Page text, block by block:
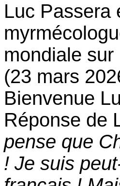
Luc Passera
mondiale
(23 mars
Bienvenue
Réponse de
pense que
! Je suis